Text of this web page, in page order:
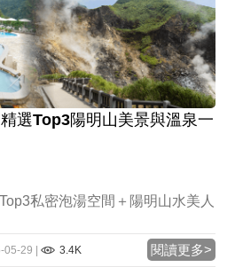
選Top3陽明山美景與溫泉一
私密泡湯空間＋陽明山水美人
05-29 | 3.4K 閱讀更多>